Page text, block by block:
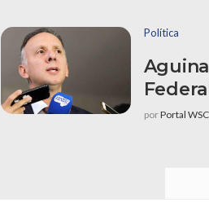
Política
Federal
porPortal